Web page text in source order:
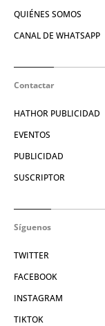
QUIÉNES SOMOS
CANAL DE WHATSAPP
Contactar
HATHOR PUBLICIDAD
EVENTOS
PUBLICIDAD
SUSCRIPTOR
Síguenos
TWITTER
FACEBOOK
INSTAGRAM
TIKTOK